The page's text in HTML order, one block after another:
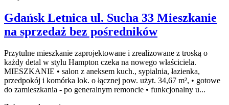
Gdańsk Letnica ul. Sucha 33 Mieszkanie
na sprzedaż bez pośredników
Przytulne mieszkanie zaprojektowane i zrealizowane z troską o
każdy detal w stylu Hampton czeka na nowego właściciela.
MIESZKANIE • salon z aneksem kuch., sypialnia, łazienka,
przedpokój i komórka lok. o łącznej pow. użyt. 34,67 m², • gotowe
do zamieszkania - po generalnym remoncie • funkcjonalny u...